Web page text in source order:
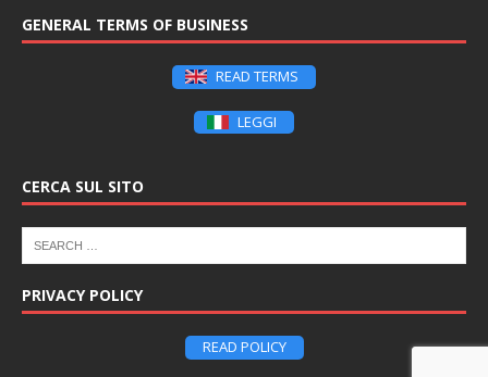
GENERAL TERMS OF BUSINESS
READ TERMS
LEGGI
CERCA SUL SITO
PRIVACY POLICY
READ POLICY